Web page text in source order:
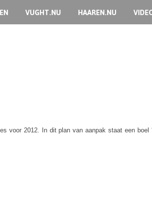
VUGHT.NU HAAREN.NU
voor 2012. In dit plan van aanpak staat een boel